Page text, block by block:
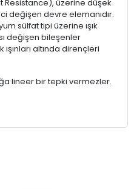
Resistance), üzerine düşek
değişen devre elemanıdır.
sülfat tipi üzerine ışık
değişen bileşenler
ışınları altında dirençleri
lineer bir tepki vermezler.